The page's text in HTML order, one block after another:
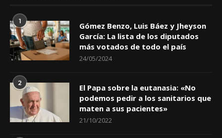
1
Gómez Benzo, Luis Báez y Jheyson
García: La lista de los diputados
más votados de todo el país
24/05/2024
2
El Papa sobre la eutanasia: «No
podemos pedir a los sanitarios que
maten a sus pacientes»
21/10/2022